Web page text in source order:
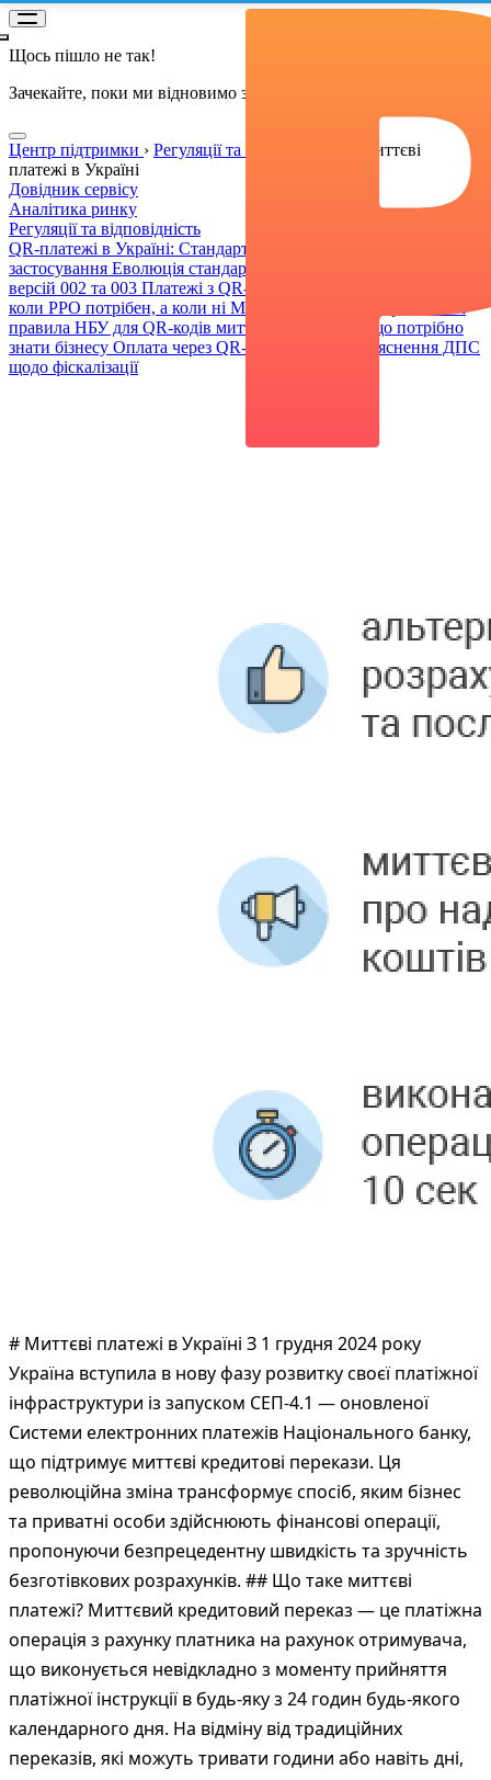
Щось пішло не так!
Зачекайте, поки ми відновимо зʼєднання
Центр підтримки › Регуляції та відповідність
Миттєві
платежі в Україні
Довідник сервісу
Аналітика ринку
Регуляції та відповідність
QR-платежі в Україні: Стандарти НБУ та практичне
застосування Еволюція стандарту QR-кодів НБУ: порівняння
версій 002 та 003 Платежі з QR-кодом та фіскальна реєстрація:
коли РРО потрібен, а коли ні Миттєві платежі в Україні
правила НБУ для QR-кодів миттєвих переказів: що потрібно
знати бізнесу Оплата через QR-код: офіційне роз'яснення ДПС
щодо фіскалізації
# Миттєві платежі в Україні З 1 грудня 2024 року
Україна вступила в нову фазу розвитку своєї платіжної
інфраструктури із запуском СЕП-4.1 — оновленої
Системи електронних платежів Національного банку,
що підтримує миттєві кредитові перекази. Ця
революційна зміна трансформує спосіб, яким бізнес
та приватні особи здійснюють фінансові операції,
пропонуючи безпрецедентну швидкість та зручність
безготівкових розрахунків. ## Що таке миттєві
платежі? Миттєвий кредитовий переказ — це платіжна
операція з рахунку платника на рахунок отримувача,
що виконується невідкладно з моменту прийняття
платіжної інструкції в будь-яку з 24 годин будь-якого
календарного дня. На відміну від традиційних
переказів, які можуть тривати години або навіть дні,